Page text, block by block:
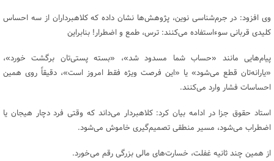
وی افزود: در جرم‌شناسی نوین، پژوهش‌ها نشان داده که کلاهبرداران از سه احساس
کلیدی قربانی سوءاستفاده می‌کنند: ترس، طمع و اضطرار! بنابراین
پیام‌هایی مانند «حساب شما مسدود شد»، «بسته پستی‌تان برگشت خورد»،
«یارانه‌تان قطع می‌شود» یا «این فرصت ویژه فقط امروز است»، دقیقاً روی همین
احساسات فشار وارد می‌کنند.
استاد حقوق جزا در ادامه بیان کرد: کلاهبردار می‌داند که وقتی فرد دچار هیجان یا
اضطراب می‌شود، مسیر منطقی تصمیم‌گیری خاموش می‌شود.
از همین چند ثانیه غفلت، خسارت‌های مالی بزرگی رقم می‌خورد.